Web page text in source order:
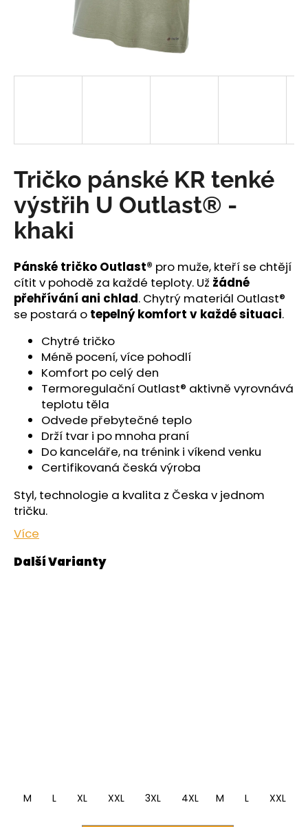
Tričko pánské KR tenké
výstřih U Outlast® -
khaki
Pánské tričko Outlast® pro muže, kteří se chtějí
cítit v pohodě za každé teploty. Už žádné
přehřívání ani chlad. Chytrý materiál Outlast®
se postará o tepelný komfort v každé situaci.
Chytré tričko
Méně pocení, více pohodlí
Komfort po celý den
Termoregulační Outlast® aktivně vyrovnává
teplotu těla
Odvede přebytečné teplo
Drží tvar i po mnoha praní
Do kanceláře, na trénink i víkend venku
Certifikovaná česká výroba
Styl, technologie a kvalita z Česka v jednom
tričku.
Více
M L XL XXL 3XL 4XL M L XXL
t
D
o
o
r
u
č
ŠORTKY
HIGH
DÁMSKÉ
TENKÉ
OUTLAST®
ČERNÁ
599
Kč